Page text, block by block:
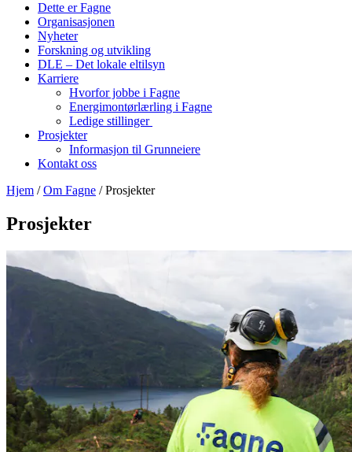
Dette er Fagne
Organisasjonen
Nyheter
Forskning og utvikling
DLE – Det lokale eltilsyn
Karriere
Hvorfor jobbe i Fagne
Energimontørlærling i Fagne
Ledige stillinger
Prosjekter
Informasjon til Grunneiere
Kontakt oss
Hjem /Om Fagne /Prosjekter
Prosjekter